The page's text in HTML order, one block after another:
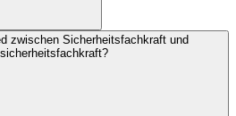
zwischen Sicherheitsfachkraft und